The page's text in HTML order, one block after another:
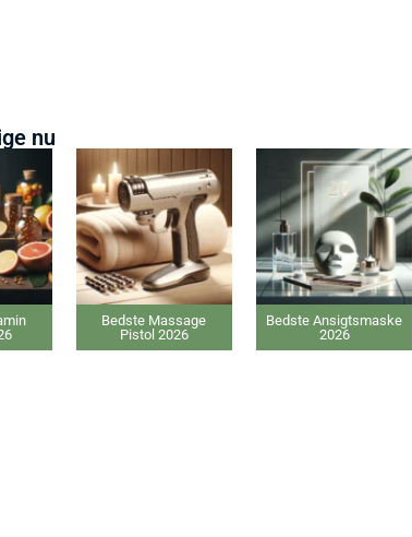
nu
Bedste Massage
Pistol 2026
Bedste Ansigtsmaske
2026